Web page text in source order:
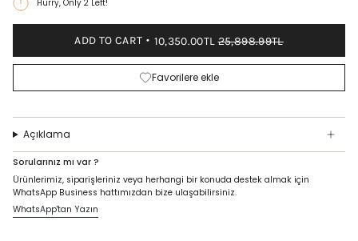
Hurry, Only 2 Left!
ADD TO CART 10,350.00TL 25,898.99TL
Favorilere ekle
Açıklama
Sorularınız mı var ?
Ürünlerimiz, siparişleriniz veya herhangi bir konuda destek almak için
WhatsApp Business hattımızdan bize ulaşabilirsiniz.
WhatsApp'tan Yazın